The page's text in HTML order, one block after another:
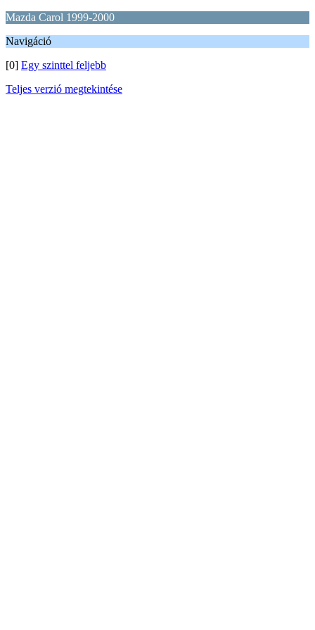
Mazda Carol 1999-2000
Navigáció
[0] Egy szinttel feljebb
Teljes verzió megtekintése